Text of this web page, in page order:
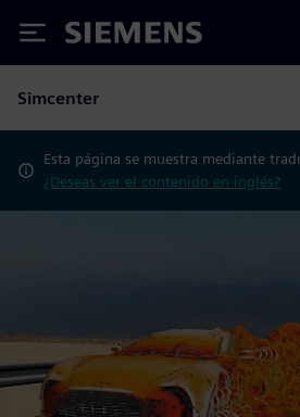
Siemens
Simcenter
Esta página se muestra mediante
¿Deseas ver el contenido en inglés?